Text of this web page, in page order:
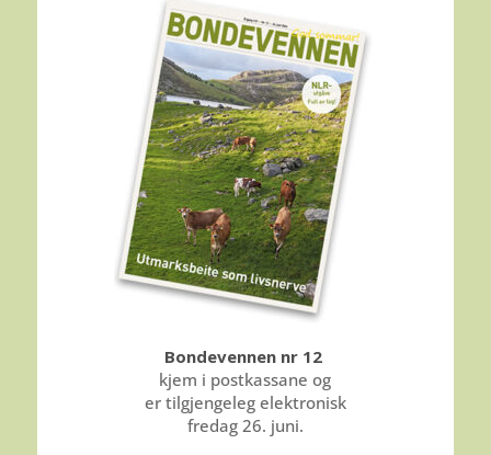
Bondevennen nr 12
kjem i postkassane og
er tilgjengeleg elektronisk
fredag 26. juni.